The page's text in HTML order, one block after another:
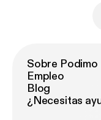
Sobre Podimo
Empleo
Blog
¿Necesitas